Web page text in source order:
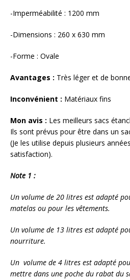
-Imperméabilité : 1200 mm
-Dimensions : 260 x 630 mm
-Forme : Ovale
Avantages : Très léger et de
Inconvénient : Matériaux fins
Mon avis : Les meilleurs sacs
Ils sont prévus pour être dans un
(Je les utilise depuis plusieurs
satisfaction).
Note 1 :
Un volume de 20 litres est adapté
matelas ou pour les vêtements.
Un volume de 13 litres est adapté
nourriture.
Un volume de 4 litres est adapté
mettre dans une poche du rabat du